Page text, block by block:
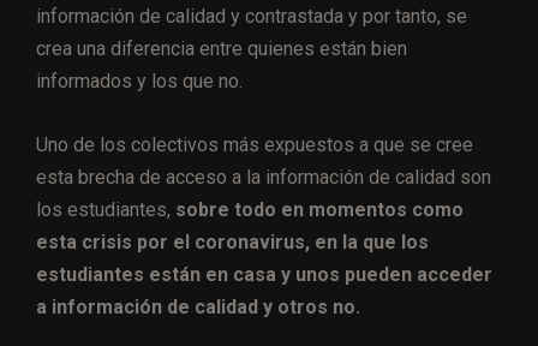
información de calidad y contrastada y por tanto, se
crea una diferencia entre quienes están bien
informados y los que no.
Uno de los colectivos más expuestos a que se cree
esta brecha de acceso a la información de calidad son
los estudiantes, sobre todo en momentos como
esta crisis por el coronavirus, en la que los
estudiantes están en casa y unos pueden acceder
a información de calidad y otros no.